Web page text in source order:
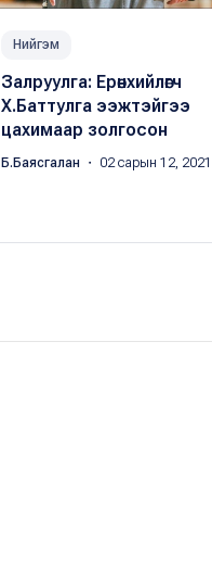
Нийгэм
Залруулга: Ерөнхийлөгч
Х.Баттулга ээжтэйгээ
цахимаар золгосон
Б.Баясгалан ・ 02 сарын 12, 2021